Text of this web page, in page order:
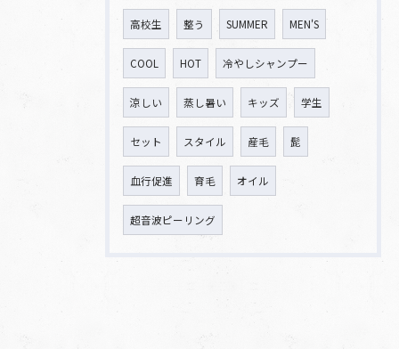
高校生 整う SUMMER MEN'S
COOL HOT 冷やしシャンプー
涼しい 蒸し暑い キッズ 学生
セット スタイル 産毛 髭
血行促進 育毛 オイル
超音波ピーリング